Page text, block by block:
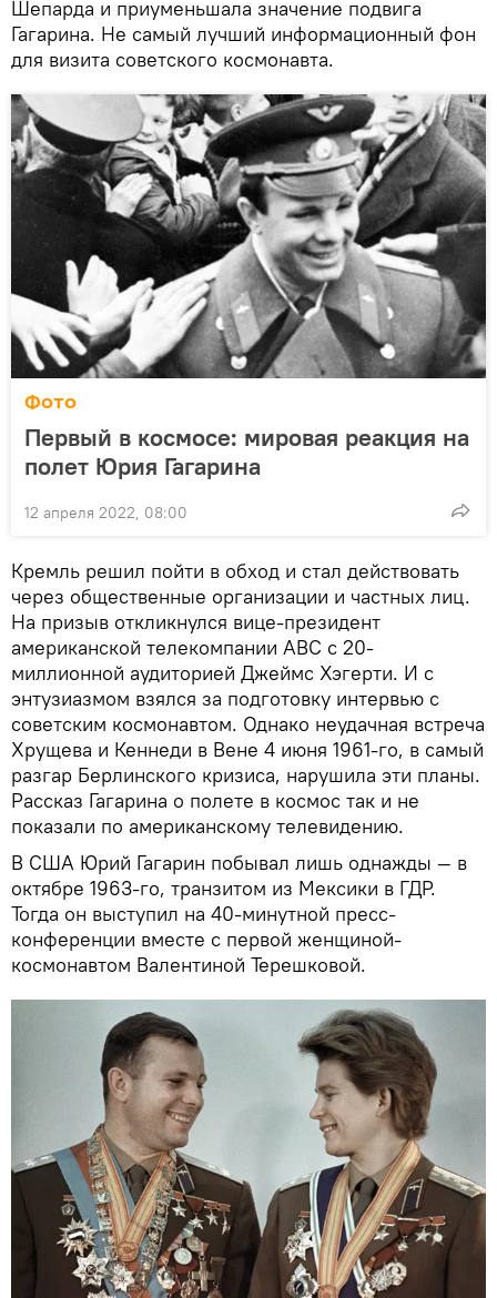
Шепарда и приуменьшала значение подвига
Гагарина. Не самый лучший информационный фон
для визита советского космонавта.
Фото
Первый в космосе: мировая реакция на
полет Юрия Гагарина
12 апреля 2022, 08:00
Кремль решил пойти в обход и стал действовать
через общественные организации и частных лиц.
На призыв откликнулся вице-президент
американской телекомпании ABC с 20-
миллионной аудиторией Джеймс Хэгерти. И с
энтузиазмом взялся за подготовку интервью с
советским космонавтом. Однако неудачная встреча
Хрущева и Кеннеди в Вене 4 июня 1961-го, в самый
разгар Берлинского кризиса, нарушила эти планы.
Рассказ Гагарина о полете в космос так и не
показали по американскому телевидению.
В США Юрий Гагарин побывал лишь однажды — в
октябре 1963-го, транзитом из Мексики в ГДР.
Тогда он выступил на 40-минутной пресс-
конференции вместе с первой женщиной-
космонавтом Валентиной Терешковой.